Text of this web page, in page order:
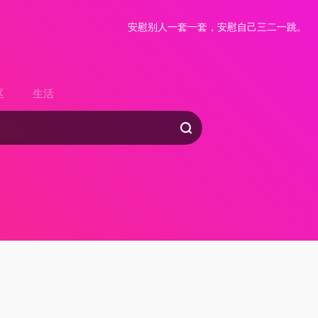
安慰别人一套一套，安慰自己三二一跳。
生活